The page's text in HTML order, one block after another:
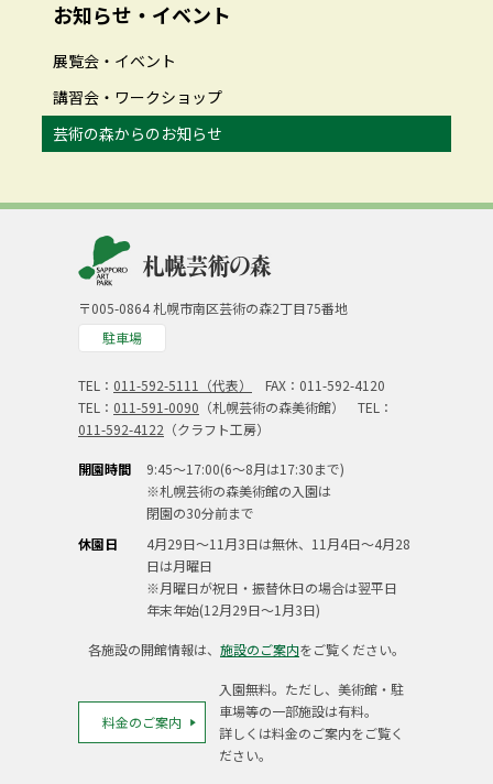
お知らせ・イベント
展覧会・イベント
講習会・ワークショップ
芸術の森からのお知らせ
〒005-0864 札幌市南区芸術の森2丁目75番地
駐車場
TEL： 011-592-5111（代表）
FAX：011-592-4120
TEL： 011-591-0090 （札幌芸術の森美術館） TEL：
011-592-4122 （クラフト工房）
開園時間
9:45～17:00(6～8月は17:30まで)
※札幌芸術の森美術館の入園は
閉園の30分前まで
休園日
4月29日～11月3日は無休、11月4日～4月28
日は月曜日
※月曜日が祝日・振替休日の場合は翌平日
年末年始(12月29日～1月3日)
各施設の開館情報は、 施設のご案内をご覧ください。
料金のご案内
入園無料。ただし、美術館・駐
車場等の一部施設は有料。
詳しくは料金のご案内をご覧く
ださい。